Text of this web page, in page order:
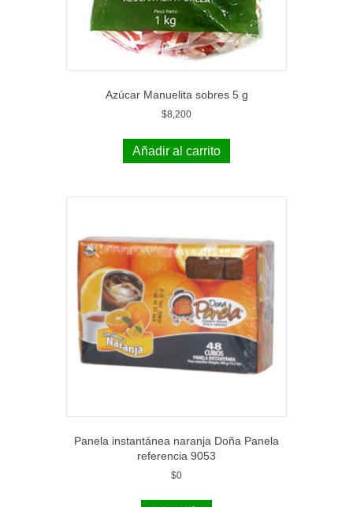
Azúcar Manuelita sobres 5 g
$8,200
Añadir al carrito
Panela instantánea naranja Doña Panela
referencia 9053
$0